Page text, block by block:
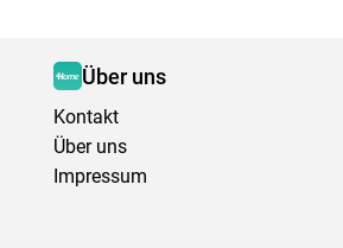
Über uns
Kontakt
Über uns
Impressum